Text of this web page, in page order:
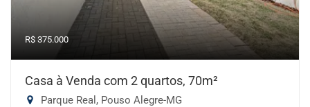
R$ 375.000
Casa à Venda com 2 quartos, 70m²
Parque Real, Pouso Alegre-MG